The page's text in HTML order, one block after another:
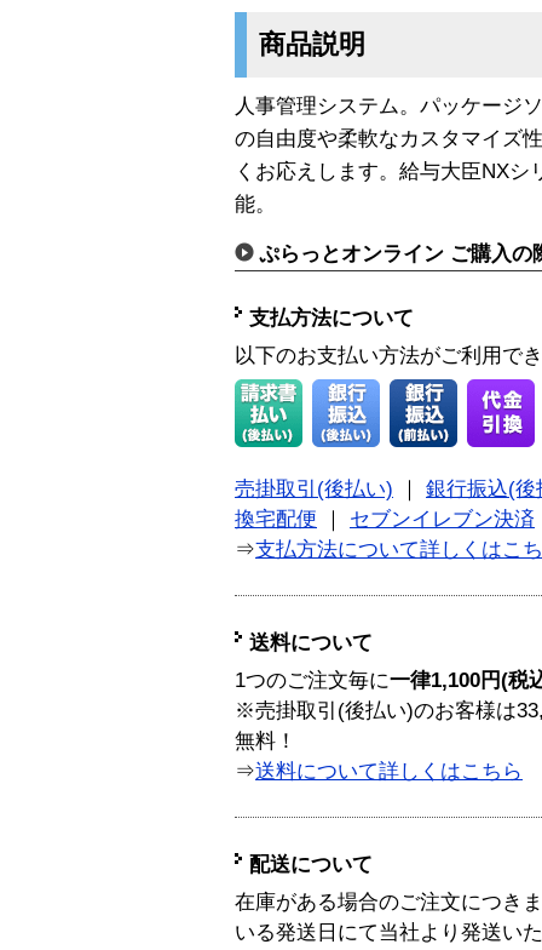
商品説明
人事管理システム。パッケージ
の自由度や柔軟なカスタマイズ
くお応えします。給与大臣NX
能。
ぷらっとオンライン ご購入の
支払方法について
以下のお支払い方法がご利用で
売掛取引(後払い)
銀行振込(後
換宅配便
セブンイレブン決済
⇒支払方法について詳しくはこ
送料について
1つのご注文毎に一律1,100円(税
※売掛取引(後払い)のお客様は
無料！
⇒送料について詳しくはこちら
配送について
在庫がある場合のご注文につき
いる発送日にて当社より発送い